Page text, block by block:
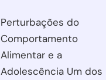
Perturbações do
Comportamento
Alimentar e a
Adolescência Um dos